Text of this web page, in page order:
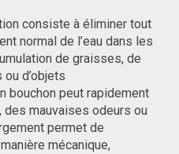
consiste à éliminer tout
normal de l’eau dans les
de graisses, de
d’objets
bouchon peut rapidement
mauvaises odeurs ou
permet de
mécanique,